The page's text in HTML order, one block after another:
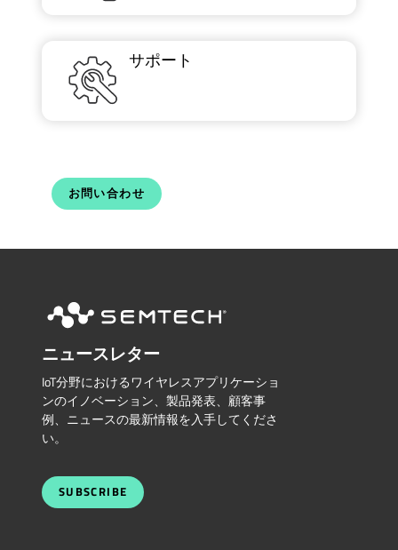
サポート
お問い合わせ
ニュースレター
IoT分野におけるワイヤレスアプリケーショ
ンのイノベーション、製品発表、顧客事
例、ニュースの最新情報を入手してくださ
い。
SUBSCRIBE